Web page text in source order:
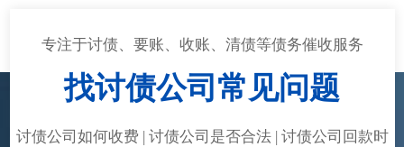
专注于讨债、要账、收账、清债等债务催收服务
找讨债公司常见问题
讨债公司如何收费 | 讨债公司是否合法 | 讨债公司回款时